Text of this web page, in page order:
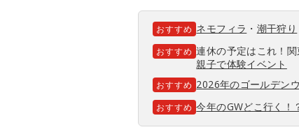
おすすめ ネモフィラ ・ 潮干狩り
おすすめ 連休の予定はこれ！
親子で体験イベント
おすすめ 2026年のゴールデン
おすすめ 今年のGWどこ行く！